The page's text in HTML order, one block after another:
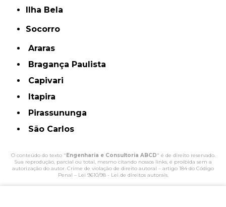
Ilha Bela
Socorro
Araras
Bragança Paulista
Capivari
Itapira
Pirassununga
São Carlos
O conteúdo do texto "Engenharia e Consultoria ABCD" é de direito reservado.
Sua reprodução, parcial ou total, mesmo citando nossos links, é proibida sem a
autorização do autor. Crime de violação de direito autoral – artigo 184 do Código
Penal – Lei 9610/98 - Lei de direitos autorais.